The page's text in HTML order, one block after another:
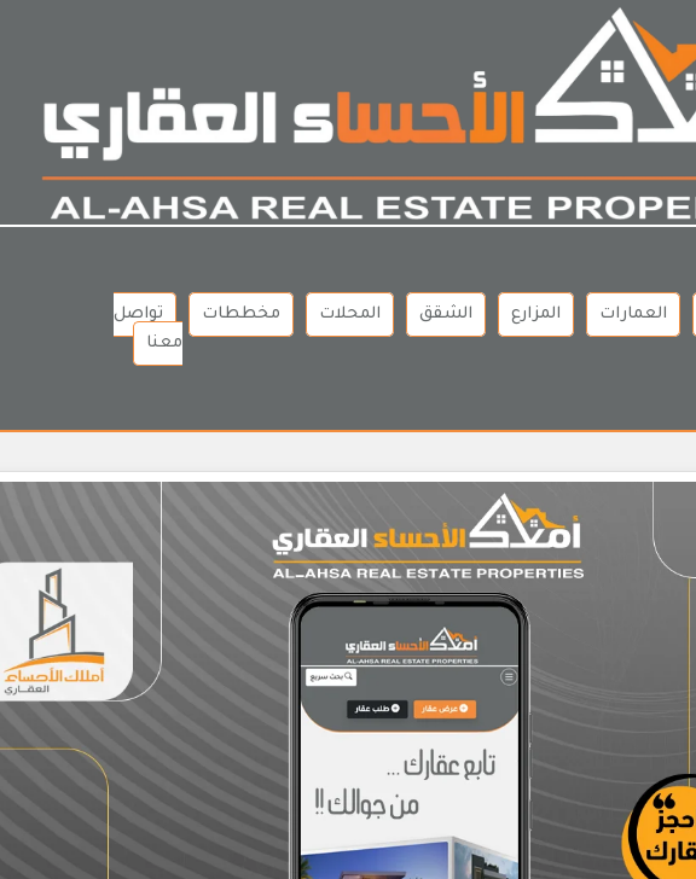
العمارات المزارع الشقق المحلات مخططات
تواصل
معنا